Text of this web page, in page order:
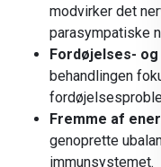
modvirker det
parasympatiske
Fordøjelses- og
behandlingen
Fremme af
genoprette
immunsystemet.